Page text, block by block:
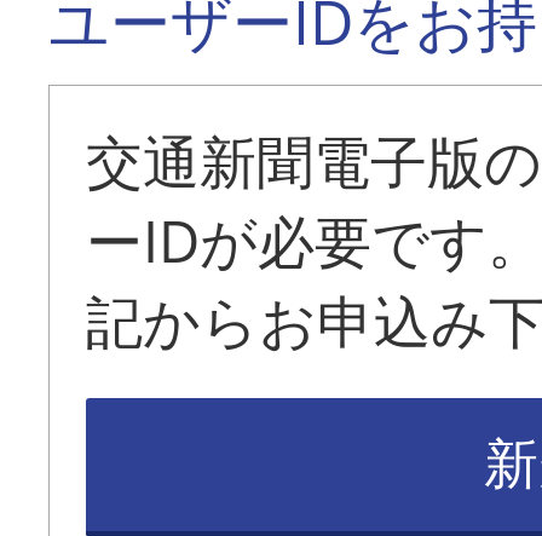
ユーザーIDをお
交通新聞電子版
ーIDが必要です
記からお申込み